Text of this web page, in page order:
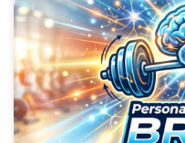
動くことが、脳を守る。使
は。パーソナルトレーナー